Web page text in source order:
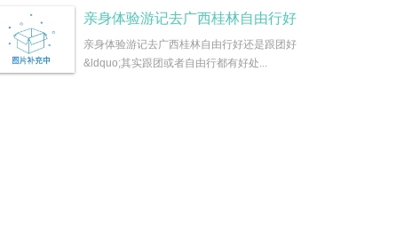
亲身体验游记去广西桂林自由行好
亲身体验游记去广西桂林自由行好还是跟团好
&ldquo;其实跟团或者自由行都有好处...